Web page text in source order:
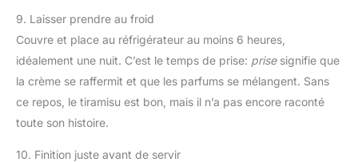
9. Laisser prendre au froid
Couvre et place au réfrigérateur au moins 6 heures,
idéalement une nuit. C’est le temps de prise: prisesignifie que
la crème se raffermit et que les parfums se mélangent. Sans
ce repos, le tiramisu est bon, mais il n’a pas encore raconté
toute son histoire.
10. Finition juste avant de servir